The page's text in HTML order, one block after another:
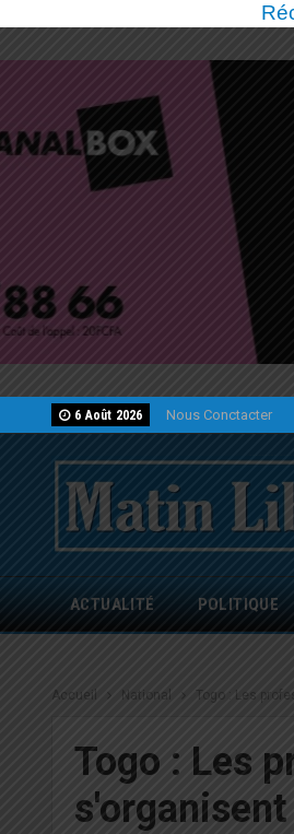
6 Août 2026 Nous Conctacter
ACTUALITÉ POLITIQUE
Accueil National Togo : Les
Togo : Les